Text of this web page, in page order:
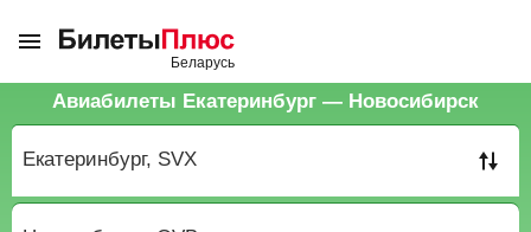
Авиабилеты Екатеринбург — Новосибирск